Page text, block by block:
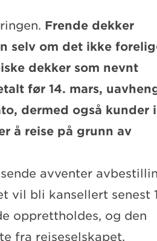
Frende dekker
selv om det ikke
dekker som nevnt
før 14. mars,
dermed også kunder i
å reise på grunn av
avventer
vil bli kansellert senest
opprettholdes, og den
fra reiseselskapet.